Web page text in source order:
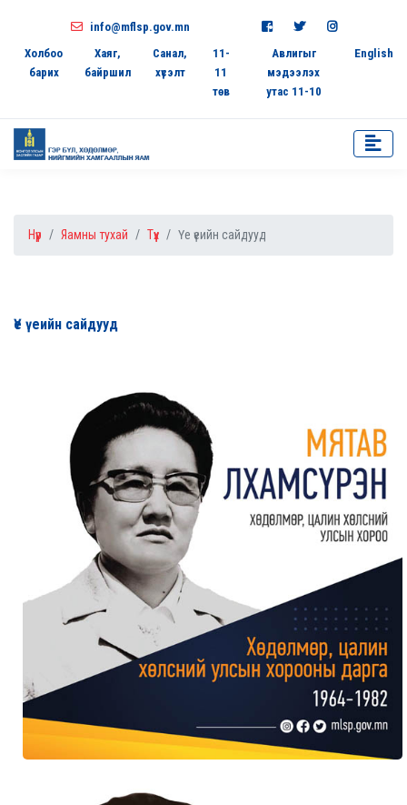
info@mflsp.gov.mn
Холбоо
барих
Хаяг,
байршил
Санал,
хүсэлт
11-
11
төв
Авлигыг
мэдээлэх
утас 11-10
English
Нүүр Яамны тухай Түүх Үе үеийн сайдууд
Үе үеийн сайдууд